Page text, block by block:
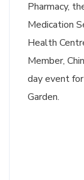
Pharmacy,
Medication
Health
Member,
day event
Garden.